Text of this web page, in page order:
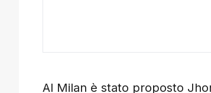
Al Milan è stato proposto